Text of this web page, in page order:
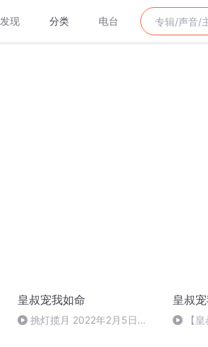
发现 分类 电台
皇叔宠我如命
挑灯揽月 2022年2月5日
皇叔
【